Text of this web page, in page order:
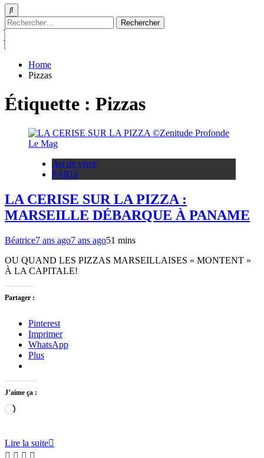
Rechercher :
Home
Pizzas
Étiquette : Pizzas
Art de vivre
PARIS
LA CERISE SUR LA PIZZA :
MARSEILLE DÉBARQUE À PANAME
Béatrice7 ans ago7 ans ago51 mins
OU QUAND LES PIZZAS MARSEILLAISES « MONTENT »
À LA CAPITALE!
Partager :
Pinterest
Imprimer
WhatsApp
Plus
J’aime ça :
Chargement…
Lire la suite